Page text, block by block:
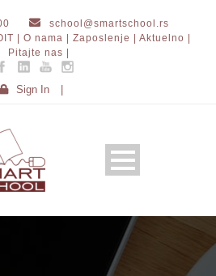
school@smartschool.rs
| O nama | Zaposlenje |
Aktuelno |
Pitajte nas |
Sign In